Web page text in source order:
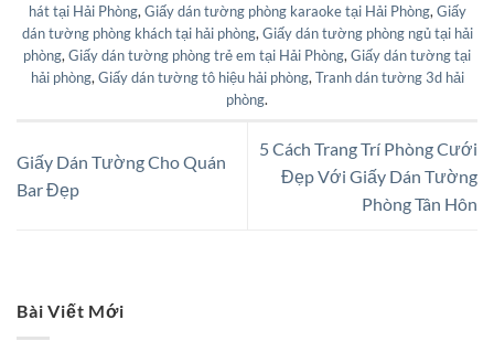
hát tại Hải Phòng, Giấy dán tường phòng karaoke tại Hải Phòng, Giấy
dán tường phòng khách tại hải phòng, Giấy dán tường phòng ngủ tại hải
phòng, Giấy dán tường phòng trẻ em tại Hải Phòng, Giấy dán tường tại
hải phòng, Giấy dán tường tô hiệu hải phòng, Tranh dán tường 3d hải
phòng.
Giấy Dán Tường Cho Quán
Bar Đẹp
5 Cách Trang Trí Phòng Cưới
Đẹp Với Giấy Dán Tường
Phòng Tân Hôn
Bài Viết Mới